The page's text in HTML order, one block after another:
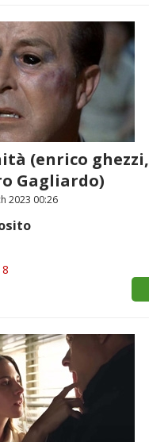
(enrico ghezzi,
Gagliardo)
2023 00:26